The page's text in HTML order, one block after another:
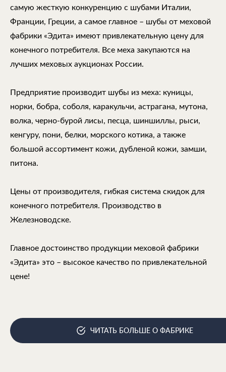
самую жесткую конкуренцию с шубами Италии,
Франции, Греции, а самое главное – шубы от меховой
фабрики «Эдита» имеют привлекательную цену для
конечного потребителя. Все меха закупаются на
лучших меховых аукционах России.
Предприятие производит шубы из меха: куницы,
норки, бобра, соболя, каракульчи, астрагана, мутона,
волка, черно-бурой лисы, песца, шиншиллы, рыси,
кенгуру, пони, белки, морского котика, а также
большой ассортимент кожи, дубленой кожи, замши,
питона.
Цены от производителя, гибкая система скидок для
конечного потребителя. Производство в
Железноводске.
Главное достоинство продукции меховой фабрики
«Эдита» это – высокое качество по привлекательной
цене!
ЧИТАТЬ БОЛЬШЕ О ФАБРИКЕ